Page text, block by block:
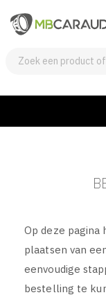
Op deze
plaatsen van
eenvoudige
bestelling te